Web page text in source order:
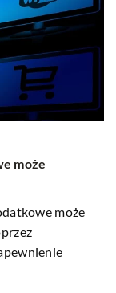
może
może